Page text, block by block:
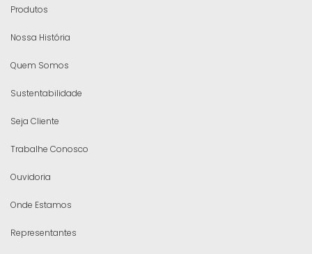
Produtos
Nossa História
Quem Somos
Sustentabilidade
Seja Cliente
Trabalhe Conosco
Ouvidoria
Onde Estamos
Representantes